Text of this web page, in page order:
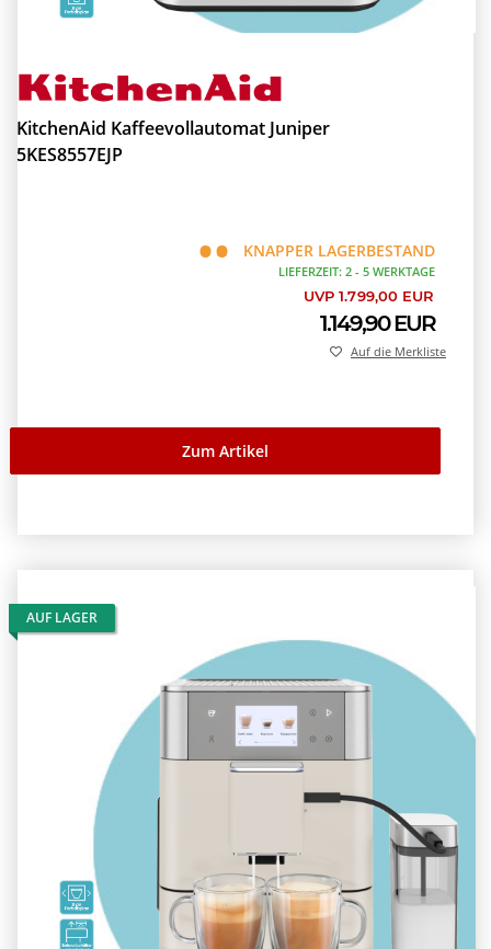
KitchenAid Kaffeevollautomat Juniper
5KES8557EJP
KNAPPER LAGERBESTAND
LIEFERZEIT: 2 - 5 WERKTAGE
UVP 1.799,00 EUR
1.149,90 EUR
Zum Artikel
Auf die Merkliste
AUF LAGER